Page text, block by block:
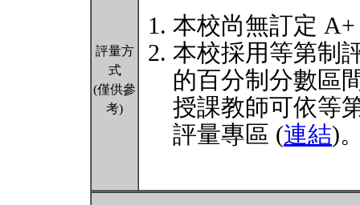
評量方
式
(僅供參
考)
本校尚無訂定
本校採用等第制
的百分制分數區
授課教師可依等
評量專區 (連結)